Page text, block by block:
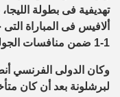
تهديفية فى بطولة
ألافيس فى المباراة
1-1 ضمن منافسات الجولة الثامنة من المسابقة.
وكان الدولى الفرنسي
لبرشلونة بعد أن كان متأخراً في